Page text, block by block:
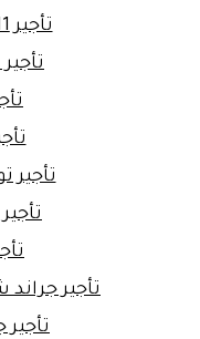
تأجير H1 للرحلات العائلية
تأجير
تأجير
تأجير
تأجير